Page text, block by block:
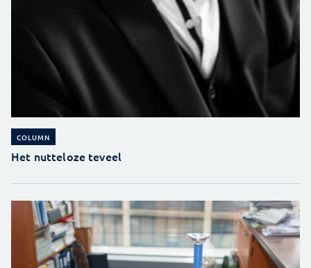
COLUMN
Het nutteloze teveel